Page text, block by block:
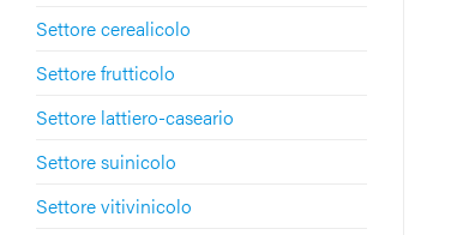
Settore cerealicolo
Settore frutticolo
Settore lattiero-caseario
Settore suinicolo
Settore vitivinicolo